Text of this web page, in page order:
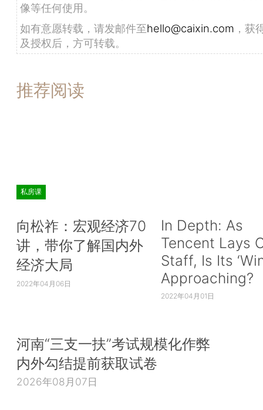
像等任何使用。
如有意愿转载，请发邮件至hello@caixin.com ，获
及授权后，方可转载。
推荐阅读
私房课
向松祚：宏观经济70
讲，带你了解国内外
经济大局
2022年04月06日
In Depth: As
Tencent Lays
Staff, Is Its
Approaching?
2022年04月01日
河南“三支一扶”考试规模化作弊
内外勾结提前获取试卷
2026年08月07日